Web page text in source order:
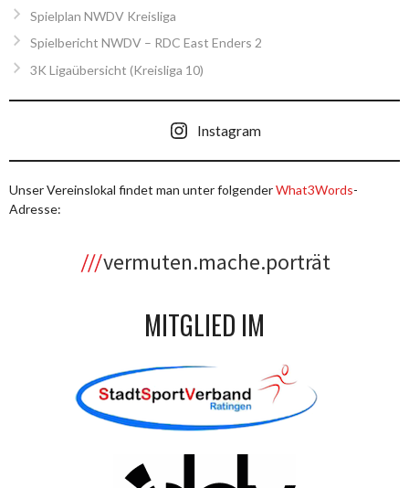
Spielplan NWDV Kreisliga
Spielbericht NWDV – RDC East Enders 2
3K Ligaübersicht (Kreisliga 10)
Instagram
Unser Vereinslokal findet man unter folgenderWhat3Words-
Adresse:
vermuten.mache.porträt
MITGLIED IM